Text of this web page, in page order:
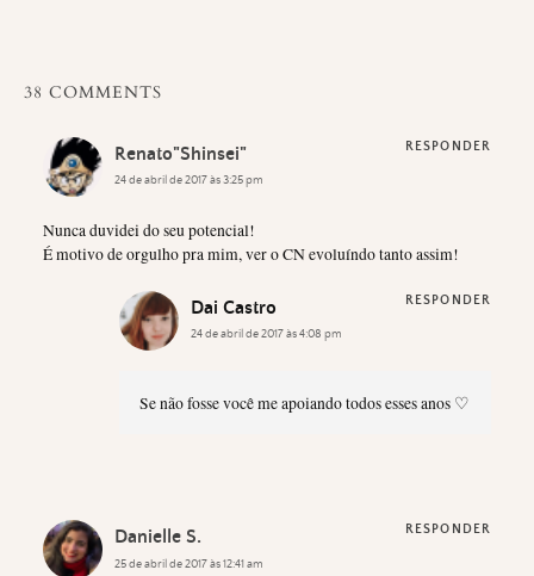
38 COMMENTS
Renato"Shinsei"
24 de abril de 2017 às 3:25 pm
Nunca duvidei do seu potencial!
É motivo de orgulho pra mim, ver o CN evoluíndo tanto assim!
RESPONDER
Dai Castro
24 de abril de 2017 às 4:08 pm
Se não fosse você me apoiando todos esses anos ♡
RESPONDER
Danielle S.
25 de abril de 2017 às 12:41 am
RESPONDER